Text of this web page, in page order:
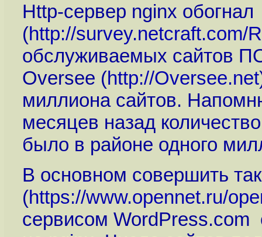
Http-сервер nginx обогнал
(http://survey.netcraft.com/
обслуживаемых сайтов
Oversee (http://Oversee.net
миллиона сайтов.
месяцев назад
было в районе одного
В основном совершить
(https://www.opennet.ru/
сервисом WordPress.com